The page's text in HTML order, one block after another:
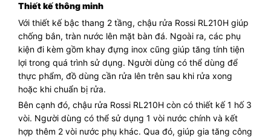
Thiết kế thông minh
Với thiết kế bậc thang 2 tầng, chậu rửa Rossi RL210H giúp
chống bắn, tràn nước lên mặt bàn đá. Ngoài ra, các phụ
kiện đi kèm gồm khay đựng inox cũng giúp tăng tính tiện
lợi trong quá trình sử dụng. Người dùng có thể dùng để
thực phẩm, đồ dùng cần rửa lên trên sau khi rửa xong
hoặc khi chuẩn bị rửa.
Bên cạnh đó, chậu rửa Rossi RL210H còn có thiết kế 1 hố 3
vòi. Người dùng có thể sử dụng 1 vòi nước chính và kết
hợp thêm 2 vòi nước phụ khác. Qua đó, giúp gia tăng công